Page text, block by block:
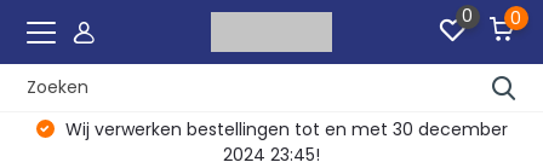
0 0
Wij verwerken bestellingen tot en met 30 december
2024 23:45!